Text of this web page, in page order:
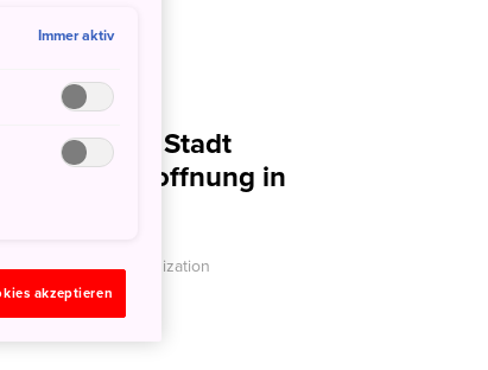
- Die Stadt
der Hoffnung in
Tourism Organization
Immer aktiv
akzeptieren